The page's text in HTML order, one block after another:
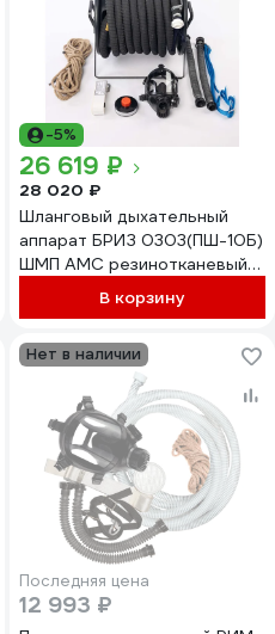
-5%
26 619 ₽
28 020 ₽
Шланговый дыхательный
аппарат БРИЗ 0303(ПШ-10Б)
ШМП АМС резинотканевый
503122210В корзину
Нет в наличии
Последняя цена
12 993 ₽